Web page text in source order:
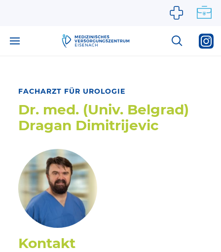
FACHARZT FÜR UROLOGIE
Dr. med. (Univ. Belgrad)
Dragan Dimitrijevic
Kontakt